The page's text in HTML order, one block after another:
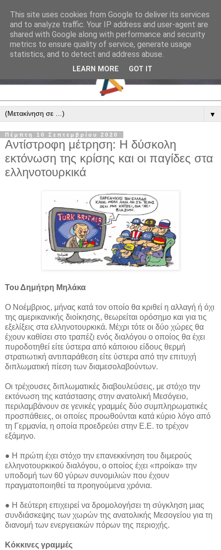
▼
Πέμπτη 10 Σεπτεμβρίου 2020
Αντίστροφη μέτρηση: Η δύσκολη
εκτόνωση της κρίσης και οι παγίδες στα
ελληνοτουρκικά
Του Δημήτρη Μηλάκα
Ο Νοέμβριος, μήνας κατά τον οποίο θα κριθεί η αλλαγή ή όχι
της αμερικανικής διοίκησης, θεωρείται ορόσημο και για τις
εξελίξεις στα ελληνοτουρκικά. Μέχρι τότε οι δύο χώρες θα
έχουν καθίσει στο τραπέζι ενός διαλόγου ο οποίος θα έχει
πυροδοτηθεί είτε ύστερα από κάποιου είδους θερμή
στρατιωτική αντιπαράθεση είτε ύστερα από την επιτυχή
διπλωματική πίεση των διαμεσολαβούντων.
Οι τρέχουσες διπλωματικές διαβουλεύσεις, με στόχο την
εκτόνωση της κατάστασης στην ανατολική Μεσόγειο,
περιλαμβάνουν σε γενικές γραμμές δύο συμπληρωματικές
προσπάθειες, οι οποίες προωθούνται κατά κύριο λόγο από
τη Γερμανία, η οποία προεδρεύει στην Ε.Ε. το τρέχον
εξάμηνο.
● Η πρώτη έχει στόχο την επανεκκίνηση του διμερούς
ελληνοτουρκικού διαλόγου, ο οποίος έχει «προίκα» την
υποδομή των 60 γύρων συνομιλιών που έχουν
πραγματοποιηθεί τα προηγούμενα χρόνια.
● Η δεύτερη επιχειρεί να δρομολογήσει τη σύγκληση μιας
συνδιάσκεψης των χωρών της ανατολικής Μεσογείου για τη
διανομή των ενεργειακών πόρων της περιοχής.
Κόκκινες γραμμές
This site uses cookies from Google to deliver its services
and to analyze traffic. Your IP address and user-agent are
shared with Google along with performance and security
metrics to ensure quality of service, generate usage
statistics, and to detect and address abuse.
LEARN MORE GOT IT